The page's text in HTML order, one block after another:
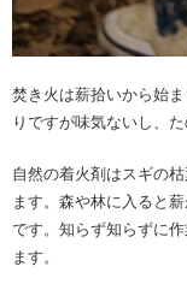
焚き火は薪拾いから始
りですが味気ないし、
自然の着火剤はスギの
ます。森や林に入ると
です。知らず知らずに
ます。